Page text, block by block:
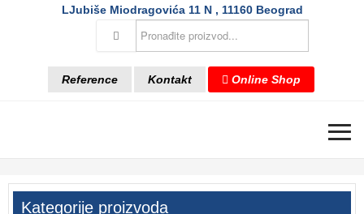
LJubiše Miodragovića 11 N , 11160 Beograd
Reference Kontakt Online Shop
≡
Kategorije proizvoda